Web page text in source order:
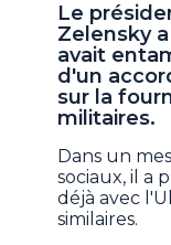
Le
Zelensky
avait
d'un
sur la
militaires.
Dans un
sociaux, il a
déjà avec
similaires.